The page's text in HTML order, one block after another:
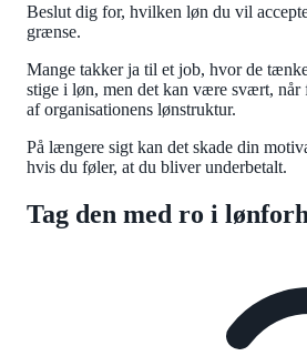
Beslut dig for, hvilken løn du vil
grænse.
Mange takker ja til et job, hvor de
stige i løn, men det kan være svært, når
af organisationens lønstruktur.
På længere sigt kan det skade din
hvis du føler, at du bliver underbetalt.
Tag den med ro i